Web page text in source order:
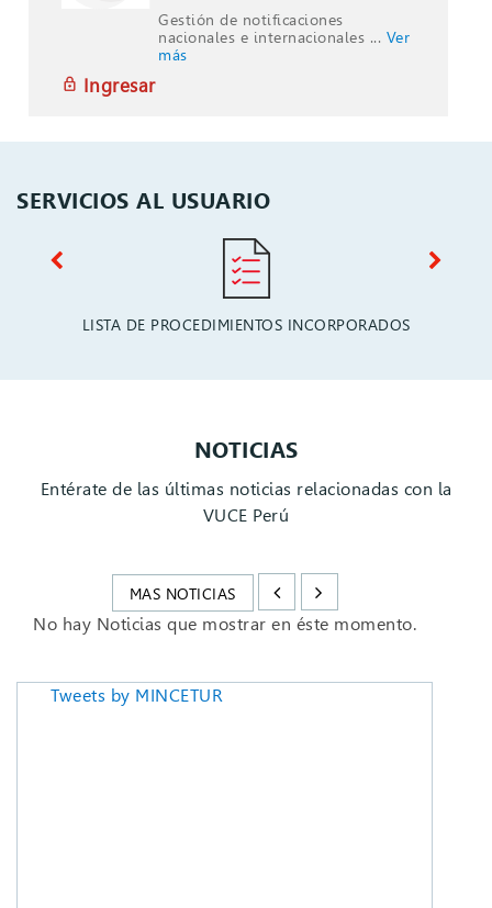
Gestión de notificaciones
nacionales e internacionales ... Ver
más
Ingresar
SERVICIOS AL USUARIO
LISTA DE PROCEDIMIENTOS INCORPORADOS
NOTICIAS
Entérate de las últimas noticias relacionadas con la
VUCE Perú
MAS NOTICIAS
No hay Noticias que mostrar en éste momento.
Tweets by MINCETUR